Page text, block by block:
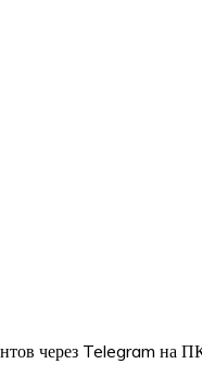
через Telegram на